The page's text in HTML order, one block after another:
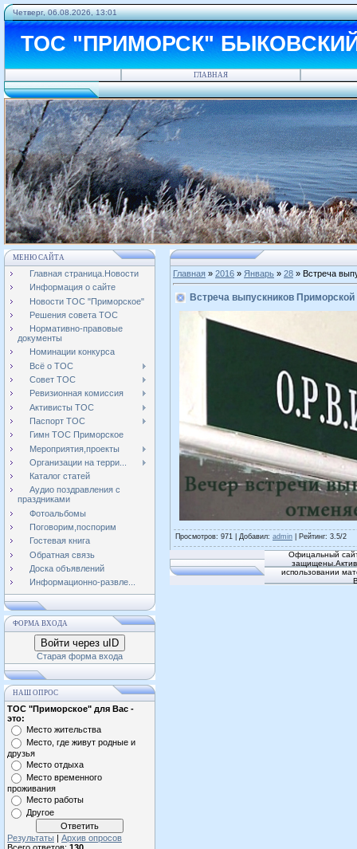
Четверг, 06.08.2026, 13:01
ТОС "ПРИМОРСК"
ГЛАВНАЯ
МЕНЮ САЙТА
Главная страница.Новости
Информация о сайте
Новости ТОС "Приморское"
Решения совета ТОС
Нормативно-правовые
документы
Номинации конкурса
Всё о ТОС
Совет ТОС
Ревизионная комиссия
Активисты ТОС
Паспорт ТОС
Гимн ТОС Приморское
Мероприятия,проекты
Организации на терри...
Каталог статей
Аудио поздравления с
праздниками
Фотоальбомы
Поговорим,поспорим
Гостевая книга
Обратная связь
Доска объявлений
Информационно-развле...
ФОРМА ВХОДА
Войти через uID
Старая форма входа
НАШ ОПРОС
ТОС "Приморское" для Вас -
это:
Место жительства
Место, где живут родные и
друзья
Место отдыха
Место временного
проживания
Место работы
Другое
Результаты | Архив опросов
Главная » 2016 » Январь » 28 » Встреча
Встреча выпускников
Просмотров: 971 | Добавил: admin Рейтинг: 3.5/2
Офицальный
использовании